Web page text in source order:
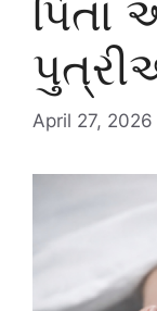
April 27, 2026